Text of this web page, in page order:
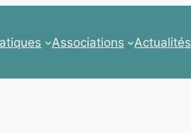
Associations Actualités